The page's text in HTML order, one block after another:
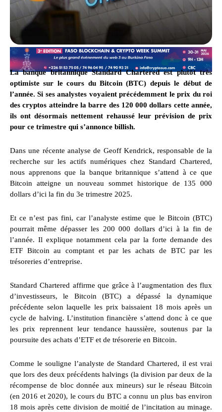
La banque britannique Standard Chartered est plutôt très
optimiste sur le cours du Bitcoin (BTC) depuis le début de
l’année. Si ses analystes voyaient précédemment le prix du roi
des cryptos atteindre la barre des 120 000 dollars cette année,
ils ont désormais nettement rehaussé leur prévision de prix
pour ce trimestre qui s’annonce billish.
Dans une récente analyse de Geoff Kendrick, responsable de la
recherche sur les actifs numériques chez Standard Chartered,
nous apprenons que la banque britannique s’attend à ce que
Bitcoin atteigne un nouveau sommet historique de 135 000
dollars d’ici la fin du 3e trimestre 2025.
Et ce n’est pas fini, car l’analyste estime que le Bitcoin (BTC)
pourrait même dépasser les 200 000 dollars d’ici à la fin de
l’année. Il explique notamment cela par la forte demande des
ETF Bitcoin au comptant et par les achats de BTC par les
trésoreries d’entreprise.
Standard Chartered affirme que grâce à l’augmentation des flux
d’investisseurs, le Bitcoin (BTC) a dépassé la dynamique
précédente selon laquelle les prix baissaient 18 mois après un
cycle de halving. L’institution financière s’attend donc à ce que
les prix reprennent leur tendance haussière, soutenus par la
poursuite des achats d’ETF et de trésorerie en Bitcoin.
Comme le souligne l’analyste de Standard Chartered, il est vrai
que lors des deux précédents halvings (la division par deux de la
récompense de bloc donnée aux mineurs) sur le réseau Bitcoin
(en 2016 et 2020), le cours du BTC a connu un plus bas environ
18 mois après cette division de moitié de l’incitation au minage.